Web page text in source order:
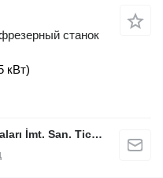
станок
кВт)
Netmak Endüstriyel Ahşap Makinaları İmt. San. Tic. A.Ş.